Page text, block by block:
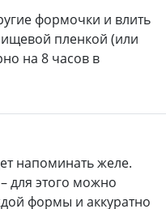
формочки и влить
пленкой (или
на 8 часов в
напоминать желе.
для этого можно
формы и аккуратно